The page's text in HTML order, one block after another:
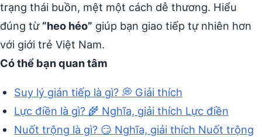
trạng thái buồn, mệt một cách dễ thương. Hiểu
đúng từ “heo héo” giúp bạn giao tiếp tự nhiên hơn
với giới trẻ Việt Nam.
Có thể bạn quan tâm
Suy lý gián tiếp là gì? 💭 Giải thích
Lực điền là gì? 🌾 Nghĩa, giải thích Lực điền
Nuốt trộng là gì? 😏 Nghĩa, giải thích Nuốt trộng